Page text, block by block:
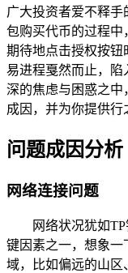
广大投资者爱不释手
包购买代币的过程中
期待地点击授权按钮
易进程戛然而止，陷
深的焦虑与困惑之中
成因，并为你提供行
问题成因分析
网络连接问题
网络状况犹如
键因素之一，想象一
域，比如偏远的山区